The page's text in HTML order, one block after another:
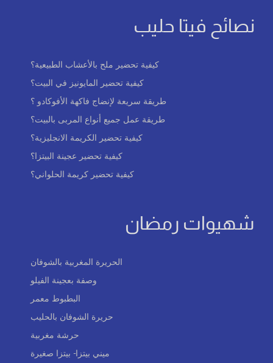
نصائح فيتا حليب
كيفية تحضير ملح بالأعشاب الطبيعية؟
كيفية تحضير المايونيز في البيت؟
طريقة سريعة لإنضاج فاكهة الأفوكادو ؟
طريقة عمل جميع أنواع المربى بالبيت؟
كيفية تحضير الكريمة الانجليزية؟
كيفية تحضير عجينة البيتزا؟
كيفية تحضير كريمة الحلواني؟
شهيوات رمضان
الحريرة المغربية بالشوفان
وصفة بعجينة الفيلو
البطبوط معمر
حريرة الشوفان بالحليب
حرشة مغربية
ميني بيتزا- بيتزا صغيرة